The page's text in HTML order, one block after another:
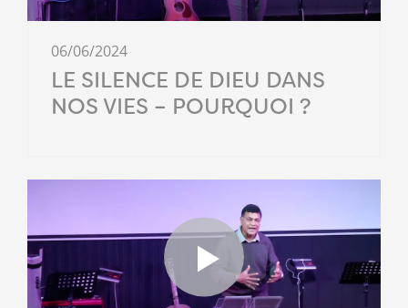
06/06/2024
LE SILENCE DE DIEU DANS
NOS VIES – POURQUOI ?